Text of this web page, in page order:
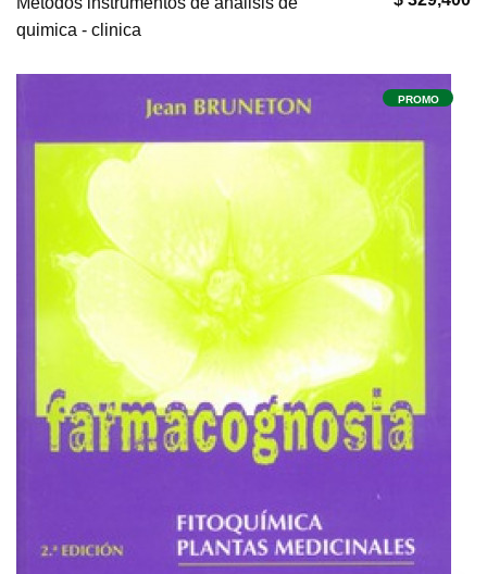
quimica - clinica
PROMO